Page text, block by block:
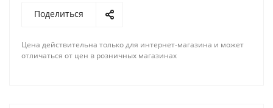
Поделиться
Цена действительна только для интернет-магазина и может
отличаться от цен в розничных магазинах